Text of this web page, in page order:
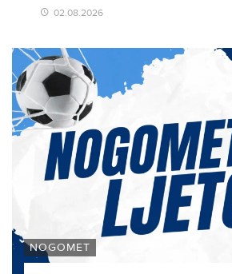
02.08.2026
NOGOMET